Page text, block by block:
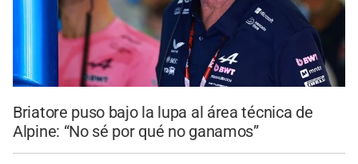
Briatore puso bajo la lupa al área técnica de
Alpine: “No sé por qué no ganamos”